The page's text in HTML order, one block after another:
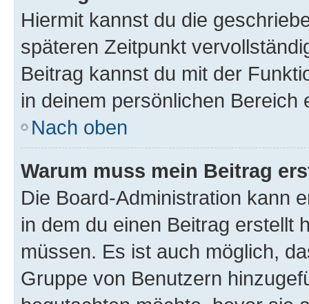
Hiermit kannst du die
späteren Zeitpunkt
Beitrag kannst du mit der
in deinem persönlichen Bereich
Nach oben
Warum muss mein Beitrag
Die Board-Administration kann
in dem du einen Beitrag erstellt
müssen. Es ist auch möglich,
Gruppe von Benutzern